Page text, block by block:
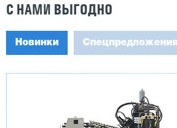
С НАМИ ВЫГОДНО
Новинки Спецпредложения